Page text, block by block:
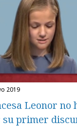
2019
Leonor no
primer